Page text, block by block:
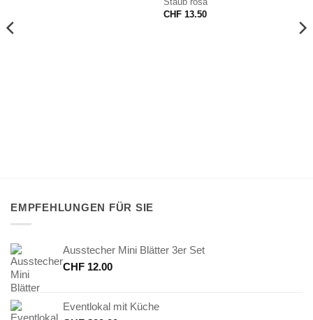
CHF13.50
EMPFEHLUNGEN FÜR SIE
Ausstecher Mini Blätter 3er Set
CHF 12.00
Eventlokal mit Küche